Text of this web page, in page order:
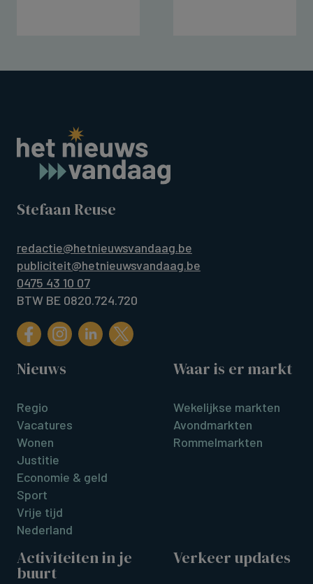
Stefaan Reuse
redactie@hetnieuwsvandaag.be
publiciteit@hetnieuwsvandaag.be
0475 43 10 07
BTW BE 0820.724.720
Nieuws
Regio
Vacatures
Wonen
Justitie
Economie & geld
Sport
Vrije tijd
Nederland
Waar is er markt
Wekelijkse markten
Avondmarkten
Rommelmarkten
Activiteiten in je
buurt
Verkeer updates